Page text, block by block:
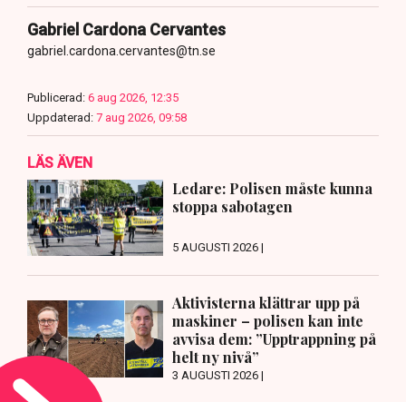
Gabriel Cardona Cervantes
gabriel.cardona.cervantes@tn.se
Publicerad: 6 aug 2026, 12:35
Uppdaterad: 7 aug 2026, 09:58
LÄS ÄVEN
Ledare: Polisen måste kunna
stoppa sabotagen
5 AUGUSTI 2026 |
Aktivisterna klättrar upp på
maskiner – polisen kan inte
avvisa dem: ”Upptrappning på
helt ny nivå”
3 AUGUSTI 2026 |